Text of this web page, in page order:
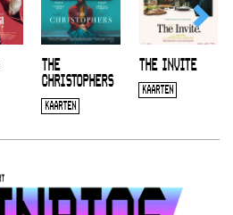
THE
CHRISTOPHERS
KAARTEN
THE INVITE
KAARTEN